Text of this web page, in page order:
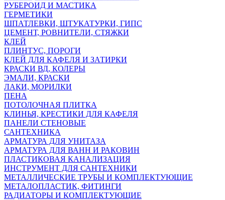
РУБЕРОИД И МАСТИКА
ГЕРМЕТИКИ
ШПАТЛЕВКИ, ШТУКАТУРКИ, ГИПС
ЦЕМЕНТ, РОВНИТЕЛИ, СТЯЖКИ
КЛЕЙ
ПЛИНТУС, ПОРОГИ
КЛЕЙ ДЛЯ КАФЕЛЯ И ЗАТИРКИ
КРАСКИ ВД, КОЛЕРЫ
ЭМАЛИ, КРАСКИ
ЛАКИ, МОРИЛКИ
ПЕНА
ПОТОЛОЧНАЯ ПЛИТКА
КЛИНЬЯ, КРЕСТИКИ ДЛЯ КАФЕЛЯ
ПАНЕЛИ СТЕНОВЫЕ
САНТЕХНИКА
АРМАТУРА ДЛЯ УНИТАЗА
АРМАТУРА ДЛЯ ВАНН И РАКОВИН
ПЛАСТИКОВАЯ КАНАЛИЗАЦИЯ
ИНСТРУМЕНТ ДЛЯ САНТЕХНИКИ
МЕТАЛЛИЧЕСКИЕ ТРУБЫ И КОМПЛЕКТУЮЩИЕ
МЕТАЛОПЛАСТИК, ФИТИНГИ
РАДИАТОРЫ И КОМПЛЕКТУЮЩИЕ